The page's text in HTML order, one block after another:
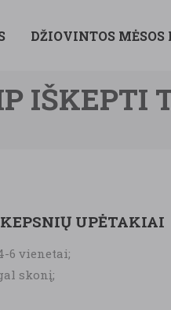
DŽIOVINTOS MĖSOS
IŠKEPTI
UPĖTAKIAI
6 vienetai;
skonį;